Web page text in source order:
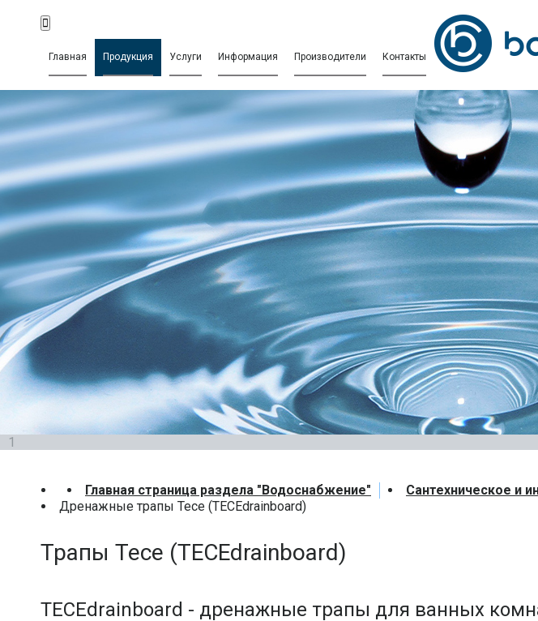
Главная Продукция Услуги Информация Производители Контакты
1
Главная страница раздела "Водоснабжение"
Сантехническое и
Дренажные трапы Tece (TECEdrainboard)
Трапы Tece (TECEdrainboard)
TECEdrainboard - дренажные трапы для ванных